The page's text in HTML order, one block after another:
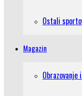
Ostali
Magazin
Obrazovanje